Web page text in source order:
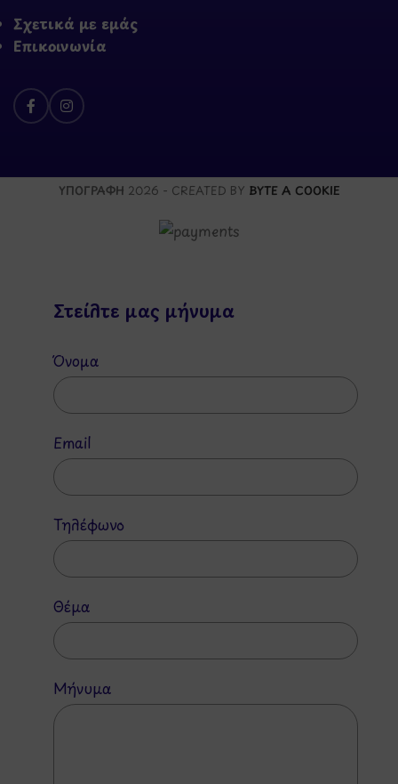
Σχετικά με εμάς
Επικοινωνία
ΥΠΟΓΡΑΦΗ 2026 - CREATED BY BYTE A COOKIE
Στείλτε μας μήνυμα
Όνομα
Email
Τηλέφωνο
Θέμα
Μήνυμα